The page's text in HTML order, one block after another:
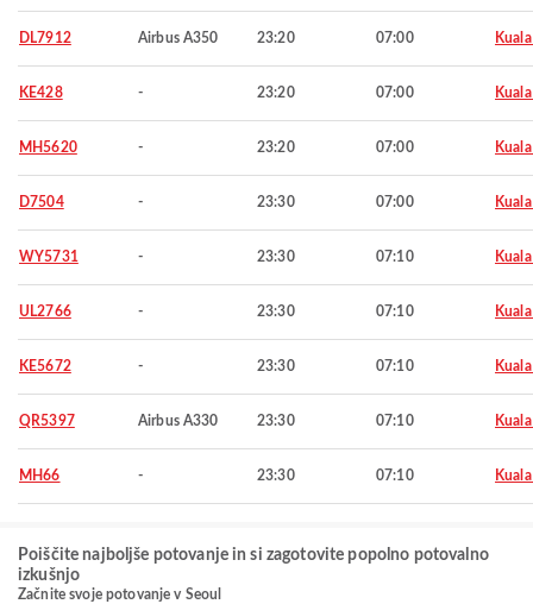
DL7912 Airbus A350 23:20 07:00
KE428 - 23:20 07:00
MH5620 - 23:20 07:00
D7504 - 23:30 07:00
WY5731 - 23:30 07:10
UL2766 - 23:30 07:10
KE5672 - 23:30 07:10
QR5397 Airbus A330 23:30 07:10
MH66 - 23:30 07:10
Poiščite najboljše potovanje in si zagotovite popolno potovalno
izkušnjo
Začnite svoje potovanje v Seoul